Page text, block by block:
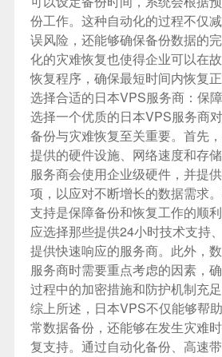
份工作。这种自动化的过程不仅
误风险，还能够确保备份数据的
化的灾难恢复也使得企业可以在
恢复程序，确保最短时间内恢复正
选择合适的日本VPS服务商：保
选择一个优质的日本VPS服务商
备份与灾难恢复至关重要。首先
提供的硬件设施、网络速度和存
服务商会使用企业级硬件，并提
项，以应对不断增长的数据需求
支持是保障备份和恢复工作的顺
应选择那些提供24小时技术支持
提供快速响应的服务商。此外，
服务商时需要重点考虑的因素，
过程中的加密措施和防护机制充足
综上所述，日本VPS不仅能够帮
常数据备份，还能够在发生灾难
复支持。通过自动化备份、高速